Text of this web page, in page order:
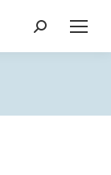
Поиск: